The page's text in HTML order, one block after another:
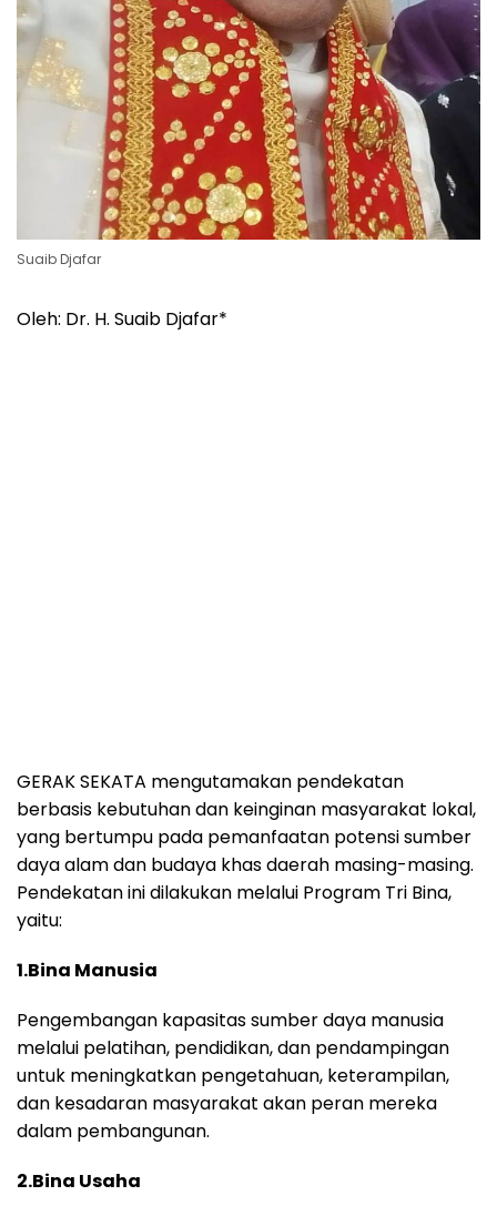
Suaib Djafar
Oleh: Dr. H. Suaib Djafar*
GERAK SEKATA mengutamakan pendekatan
berbasis kebutuhan dan keinginan masyarakat lokal,
yang bertumpu pada pemanfaatan potensi sumber
daya alam dan budaya khas daerah masing-masing.
Pendekatan ini dilakukan melalui Program Tri Bina,
yaitu:
1.Bina Manusia
Pengembangan kapasitas sumber daya manusia
melalui pelatihan, pendidikan, dan pendampingan
untuk meningkatkan pengetahuan, keterampilan,
dan kesadaran masyarakat akan peran mereka
dalam pembangunan.
2.Bina Usaha